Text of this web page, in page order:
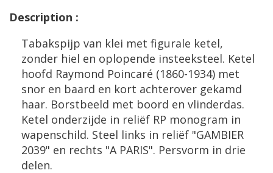
Description :
Tabakspijp van klei met figurale ketel,
zonder hiel en oplopende insteeksteel. Ketel
hoofd Raymond Poincaré (1860-1934) met
snor en baard en kort achterover gekamd
haar. Borstbeeld met boord en vlinderdas.
Ketel onderzijde in reliëf RP monogram in
wapenschild. Steel links in reliëf "GAMBIER
2039" en rechts "A PARIS". Persvorm in drie
delen.